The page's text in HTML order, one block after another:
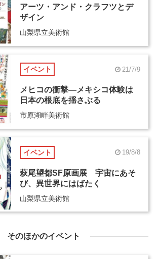
アーツ・アンド・クラフツとデ
ザイン
山梨県立美術館
イベント 21/7/9
メヒコの衝撃―メキシコ体験は
日本の根底を揺さぶる
市原湖畔美術館
イベント 19/8/8
萩尾望都SF原画展 宇宙にあそ
び、異世界にはばたく
山梨県立美術館
そのほかのイベント